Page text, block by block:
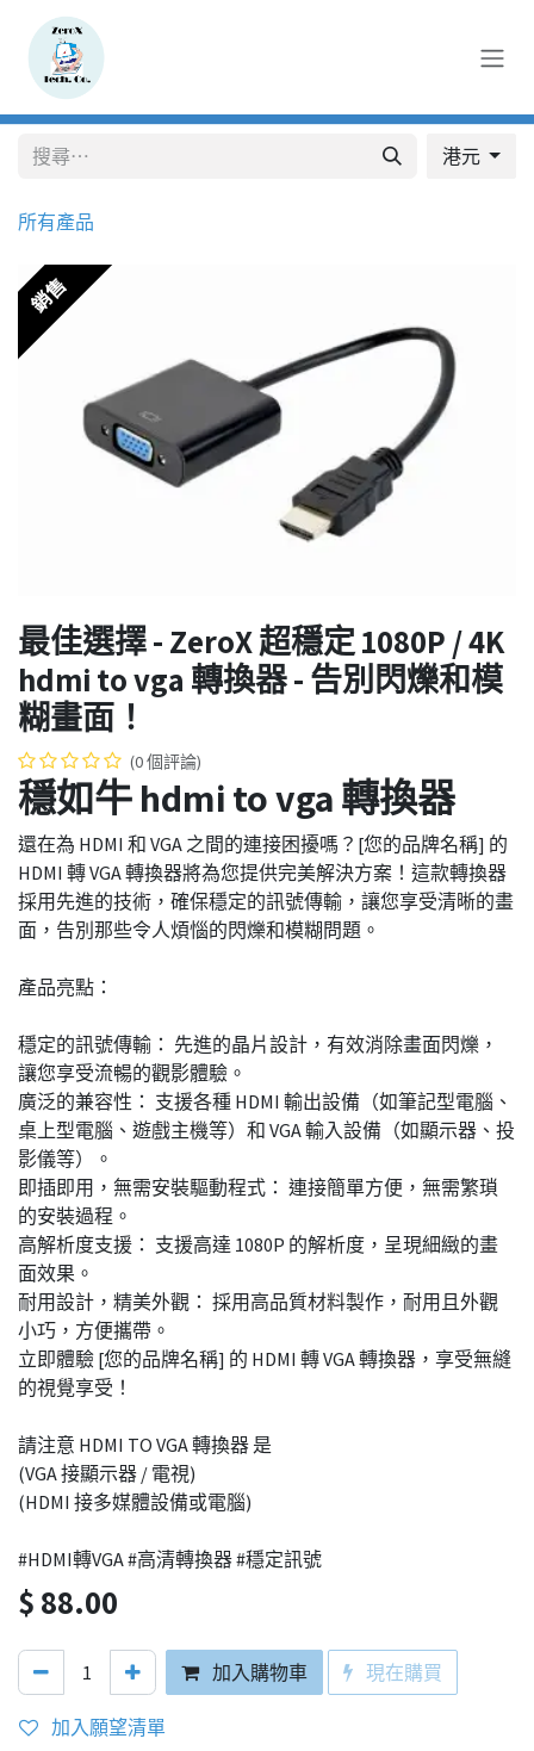
跳至內容
所有產品
港元
銷售
最佳選擇 - ZeroX 超穩定 1080P / 4K
hdmi to vga 轉換器 - 告別閃爍和模
糊畫面！
(0 個評論)
穩如牛 hdmi to vga 轉換器
還在為 HDMI 和 VGA 之間的連接困擾嗎？[您的品牌名稱] 的
HDMI 轉 VGA 轉換器將為您提供完美解決方案！這款轉換器
採用先進的技術，確保穩定的訊號傳輸，讓您享受清晰的畫
面，告別那些令人煩惱的閃爍和模糊問題。
產品亮點：
穩定的訊號傳輸： 先進的晶片設計，有效消除畫面閃爍，
讓您享受流暢的觀影體驗。
廣泛的兼容性： 支援各種 HDMI 輸出設備（如筆記型電腦、
桌上型電腦、遊戲主機等）和 VGA 輸入設備（如顯示器、投
影儀等）。
即插即用，無需安裝驅動程式： 連接簡單方便，無需繁瑣
的安裝過程。
高解析度支援： 支援高達 1080P 的解析度，呈現細緻的畫
面效果。
耐用設計，精美外觀： 採用高品質材料製作，耐用且外觀
小巧，方便攜帶。
立即體驗 [您的品牌名稱] 的 HDMI 轉 VGA 轉換器，享受無縫
的視覺享受！
請注意 HDMI TO VGA 轉換器 是
(VGA 接顯示器 / 電視)
(HDMI 接多媒體設備或電腦)
#HDMI轉VGA #高清轉換器 #穩定訊號
$88.00
加入購物車 現在購買
加入願望清單